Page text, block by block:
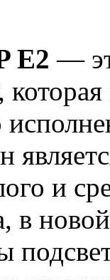
E2 —
и
в